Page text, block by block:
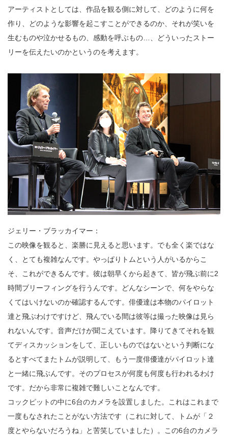
アーティストとしては、作品を観る側に対して、どのように何を
作り、どのような影響を起こすことができるのか、それが笑いを
生むものや泣かせるもの、感動を呼ぶもの…、どういったストー
リーを伝えたいのかというのを考えます。
ジェリー・ブラッカイマー：
この映像を観ると、楽勝に見えると思います。でも全く楽ではな
く、とても複雑なんです。やっぱりトムという人がいるからこ
そ、これができるんです。彼は朝早くから起きて、皆が飛ぶ前に2
時間ブリーフィングを行うんです。どんなシーンで、何をやらな
くてはいけないのか確認するんです。俳優達は本物のパイロット
達と飛ぶわけですけど、飛んでいる間は彼等は撮った映像は見ら
れないんです。音声だけが聞こえています。降りてきてそれを観
てディスカッションをして、正しいものではないという判断にな
るとすべてまたトムが説明して、もう一度俳優達がパイロット達
と一緒に飛ぶんです。そのプロセスが何度も何度も行われるわけ
です。だから非常に複雑で難しいことなんです。
コックピットの中に6台のカメラを設置しました。これはこれまで
一度もなされたことがない方法です（これに対して、トムが「２
度とやらないだろうね」と苦笑していました）。この6台のカメラ